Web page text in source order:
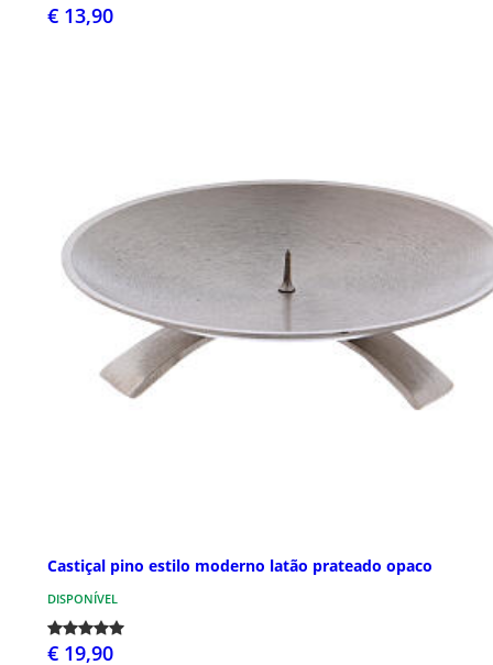
€ 13,90
Castiçal pino estilo moderno latão prateado opaco
DISPONÍVEL
€ 19,90